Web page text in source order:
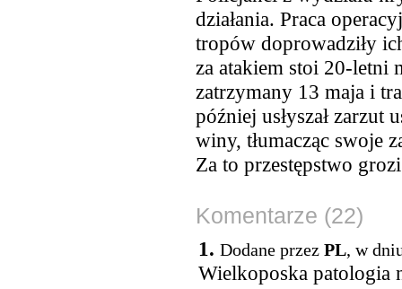
działania. Praca
tropów doprowadziły
za atakiem stoi 20-letni
zatrzymany 13 maja i
później usłyszał zarzut
winy, tłumacząc swoje
Za to przestępstwo
Komentarze (22)
1. Dodane przez PL, w
Wielkoposka patologia